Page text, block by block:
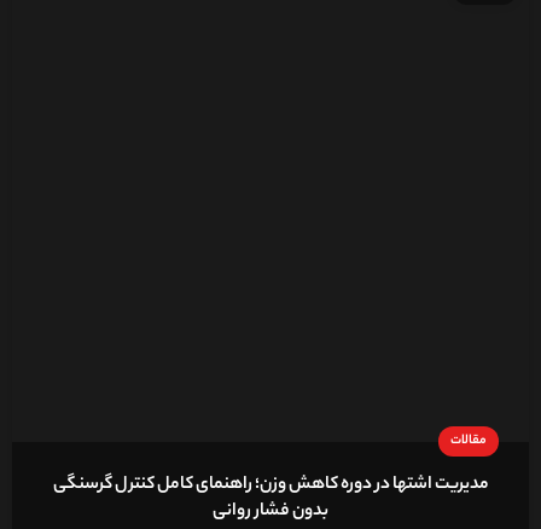
مقالات
مدیریت اشتها در دوره کاهش وزن؛ راهنمای کامل کنترل گرسنگی
بدون فشار روانی